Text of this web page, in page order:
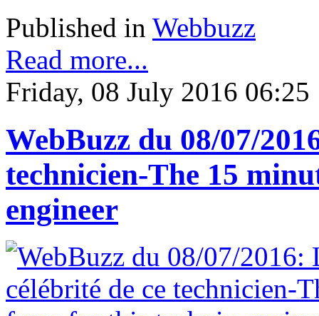
Published in Webbuzz
Read more...
Friday, 08 July 2016 06:25
WebBuzz du 08/07/
technicien-The 15
engineer